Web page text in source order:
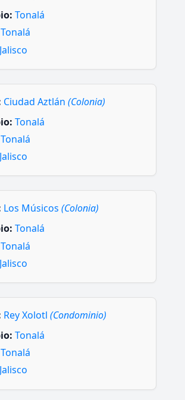
Tonalá
Tonalá
Jalisco
Ciudad Aztlán (Colonia)
Tonalá
Tonalá
Jalisco
Los Músicos (Colonia)
Tonalá
Tonalá
Jalisco
Rey Xolotl (Condominio)
Tonalá
Tonalá
Jalisco